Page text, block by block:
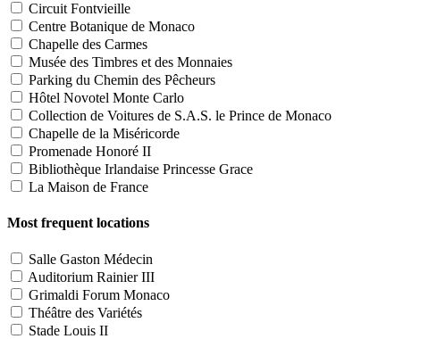
Circuit Fontvieille
Centre Botanique de Monaco
Chapelle des Carmes
Musée des Timbres et des Monnaies
Parking du Chemin des Pêcheurs
Hôtel Novotel Monte Carlo
Collection de Voitures de S.A.S. le Prince de Monaco
Chapelle de la Miséricorde
Promenade Honoré II
Bibliothèque Irlandaise Princesse Grace
La Maison de France
Most frequent locations
Salle Gaston Médecin
Auditorium Rainier III
Grimaldi Forum Monaco
Théâtre des Variétés
Stade Louis II